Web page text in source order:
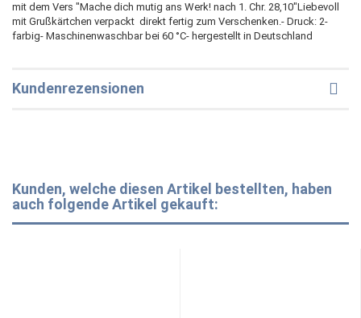
mit dem Vers "Mache dich mutig ans Werk! nach 1. Chr. 28,10"Liebevoll
mit Grußkärtchen verpackt  direkt fertig zum Verschenken.- Druck: 2-
farbig- Maschinenwaschbar bei 60 °C- hergestellt in Deutschland
Kundenrezensionen
Kunden, welche diesen Artikel bestellten, haben
auch folgende Artikel gekauft: